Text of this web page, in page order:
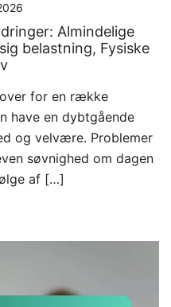
Almindelige
belastning, Fysiske
for en række
have en dybtgående
og velvære. Problemer
søvnighed om dagen
af […]